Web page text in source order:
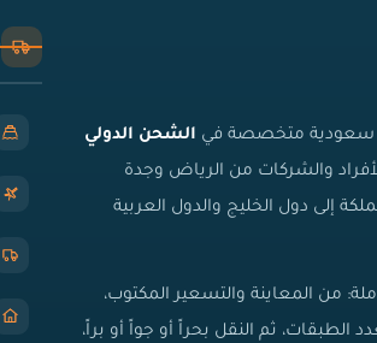
سعودية متخصصة في الشحن الدولي
والشركات من الرياض وجدة
إلى دول الخليج والدول العربية
من المعاينة والتسعير المكتوب،
الطبقات، ثم النقل بحراً أو جواً أو براً،